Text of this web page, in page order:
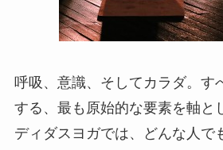
呼吸、意識、そしてカラダ。す
する、最も原始的な要素を軸と
ディダスヨガでは、どんな人で